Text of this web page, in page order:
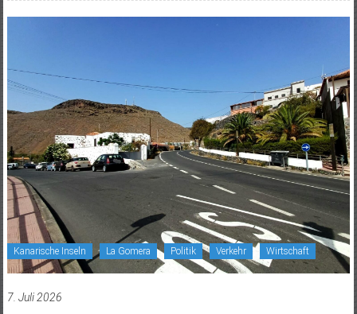
Kanarische Inseln La Gomera Politik Verkehr Wirtschaft
7. Juli 2026